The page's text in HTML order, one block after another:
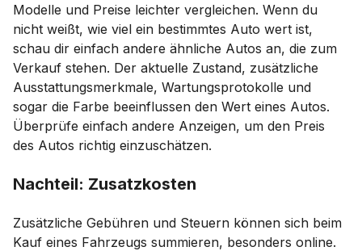
Modelle und Preise leichter vergleichen. Wenn du
nicht weißt, wie viel ein bestimmtes Auto wert ist,
schau dir einfach andere ähnliche Autos an, die zum
Verkauf stehen. Der aktuelle Zustand, zusätzliche
Ausstattungsmerkmale, Wartungsprotokolle und
sogar die Farbe beeinflussen den Wert eines Autos.
Überprüfe einfach andere Anzeigen, um den Preis
des Autos richtig einzuschätzen.
Nachteil: Zusatzkosten
Zusätzliche Gebühren und Steuern können sich beim
Kauf eines Fahrzeugs summieren, besonders online.